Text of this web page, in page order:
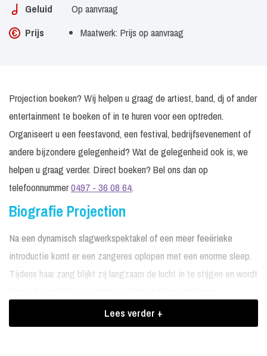
Geluid
Op aanvraag
Prijs
Maatwerk: Prijs op aanvraag
Projection boeken? Wij helpen u graag de artiest, band, dj of ander
entertainment te boeken of in te huren voor een optreden.
Organiseert u een feestavond, een festival, bedrijfsevenement of
andere bijzondere gelegenheid? Wat de gelegenheid ook is, we
helpen u graag verder. Direct boeken? Bel ons dan op
telefoonnummer0497 - 36 08 64.
Biografie Projection
Na een dynamisch slagwerkspektakel of een meer feeërieke
introductie komt er een zangeres oplopen met een enorme sleep.
Tijdens haar zang blijkt zij langzaam de lucht in te stijgen en wordt
Boekingen ProjectionLees verder +